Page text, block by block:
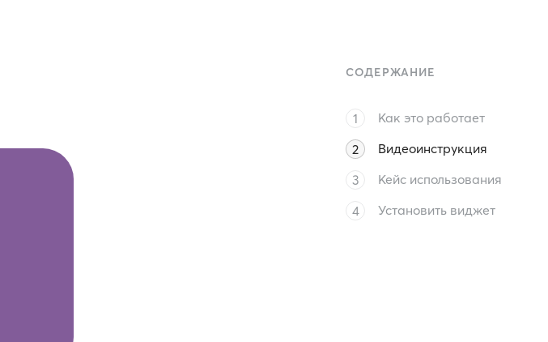
СОДЕРЖАНИЕ
Как это работает
Видеоинструкция
Кейс использования
Установить виджет